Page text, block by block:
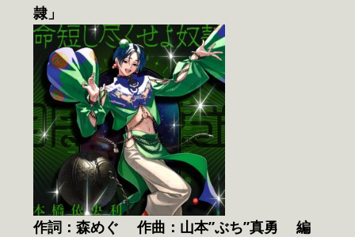
隷」
作詞：森めぐ 作曲：山本”ぶち”真勇 編